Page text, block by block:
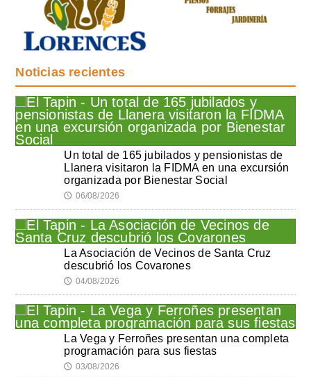
Noticias recientes
Un total de 165 jubilados y pensionistas de
Llanera visitaron la FIDMA en una excursión
organizada por Bienestar Social
🕔 06/08/2026
La Asociación de Vecinos de Santa Cruz
descubrió los Covarones
🕔 04/08/2026
La Vega y Ferroñes presentan una completa
programación para sus fiestas
🕔 03/08/2026